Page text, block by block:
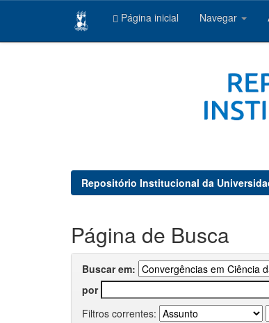
Página inicial Navegar
Repositório Institucional da
Página de Busca
Buscar em:
por
Filtros correntes: